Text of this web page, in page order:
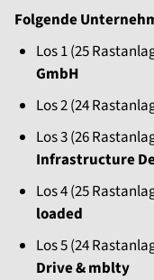
Folgende
Los 1 (25
GmbH
Los 2 (24
Los 3 (26
Infrastructure
Los 4 (25
loaded
Los 5 (24
Drive & mblty